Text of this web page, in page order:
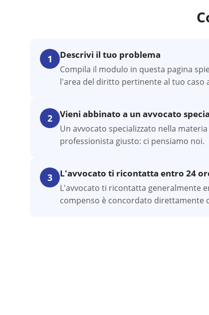
1 Descrivi il tuo problema
Compila il modulo in questa pagina
l'area del diritto pertinente al tuo caso
2 Vieni abbinato a un avvocato
Un avvocato specializzato nella
professionista giusto: ci pensiamo noi.
3 L'avvocato ti ricontatta entro 24
L'avvocato ti ricontatta generalmente
compenso è concordato direttamente